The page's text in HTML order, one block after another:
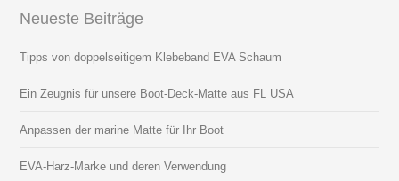
Neueste Beiträge
Tipps von doppelseitigem Klebeband EVA Schaum
Ein Zeugnis für unsere Boot-Deck-Matte aus FL USA
Anpassen der marine Matte für Ihr Boot
EVA-Harz-Marke und deren Verwendung